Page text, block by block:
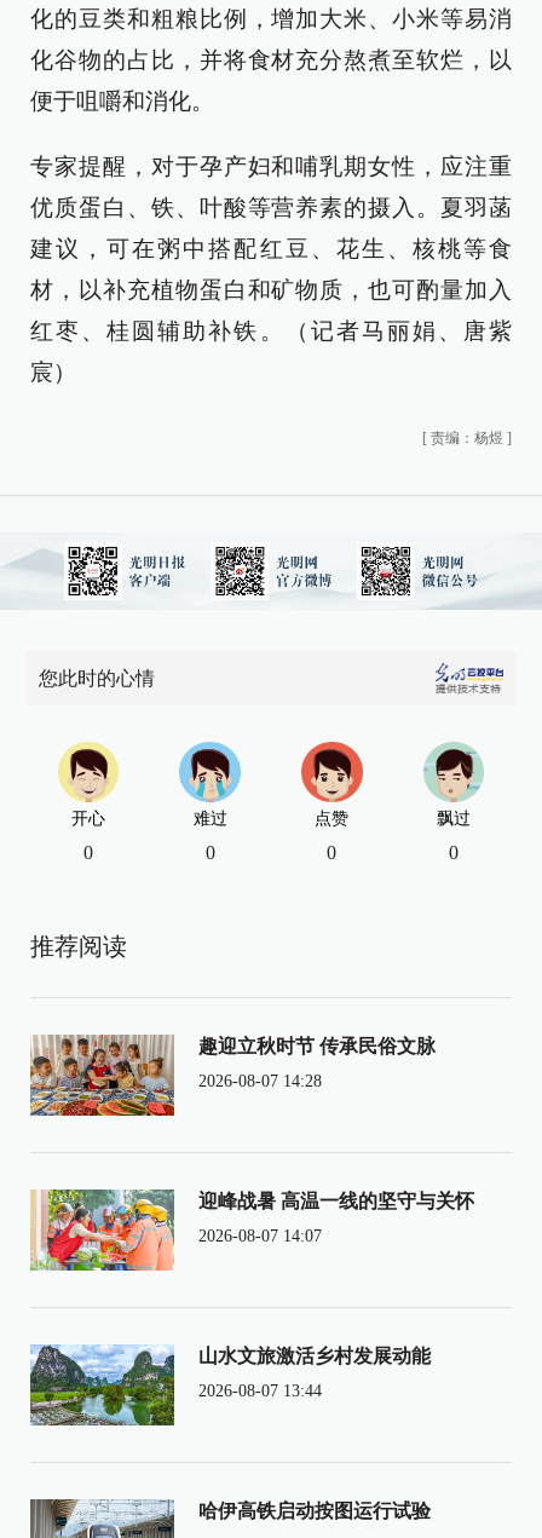
化的豆类和粗粮比例，增加大米、小米等易消
化谷物的占比，并将食材充分熬煮至软烂，以
便于咀嚼和消化。
专家提醒，对于孕产妇和哺乳期女性，应注重
优质蛋白、铁、叶酸等营养素的摄入。夏羽菡
建议，可在粥中搭配红豆、花生、核桃等食
材，以补充植物蛋白和矿物质，也可酌量加入
红枣、桂圆辅助补铁。（记者马丽娟、唐紫
宸）
[ 责编：杨煜 ]
您此时的心情
开心
0
难过
0
点赞
0
飘过
0
推荐阅读
趣迎立秋时节 传承民俗文脉
2026-08-07 14:28
迎峰战暑 高温一线的坚守与关怀
2026-08-07 14:07
山水文旅激活乡村发展动能
2026-08-07 13:44
哈伊高铁启动按图运行试验